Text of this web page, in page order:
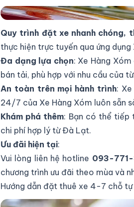
Dịch vụ cho thuê xe tự lái đi Đà
Quy trình đặt xe nhanh chóng,
thực hiện trực tuyến qua ứng
Đa dạng lựa chọn: Xe Hàng
bán tải, phù hợp với nhu cầu của
An toàn trên mọi hành trình:
24/7 của Xe Hàng Xóm luôn sẵn
Khám phá thêm: Bạn có thể tiếp
chi phí hợp lý từ Đà Lạt.
Ưu đãi hiện tại:
Vui lòng liên hệ hotline 093-771-
chương trình ưu đãi theo mùa và
Hướng dẫn đặt thuê xe 4-7 chỗ tự